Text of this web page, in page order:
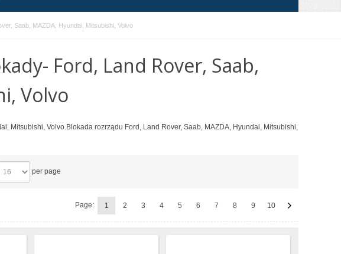
Saab, MAZDA, Hyundai, Mitsubishi, Volvo
Ford, Land Rover, Saab,
Volvo
Mitsubishi, Volvo.Blokada rozrządu Ford, Land Rover, Saab, MAZDA, Hyundai, Mitsubishi,
per page
Page: 1 2 3 4 5 6 7 8 9 10